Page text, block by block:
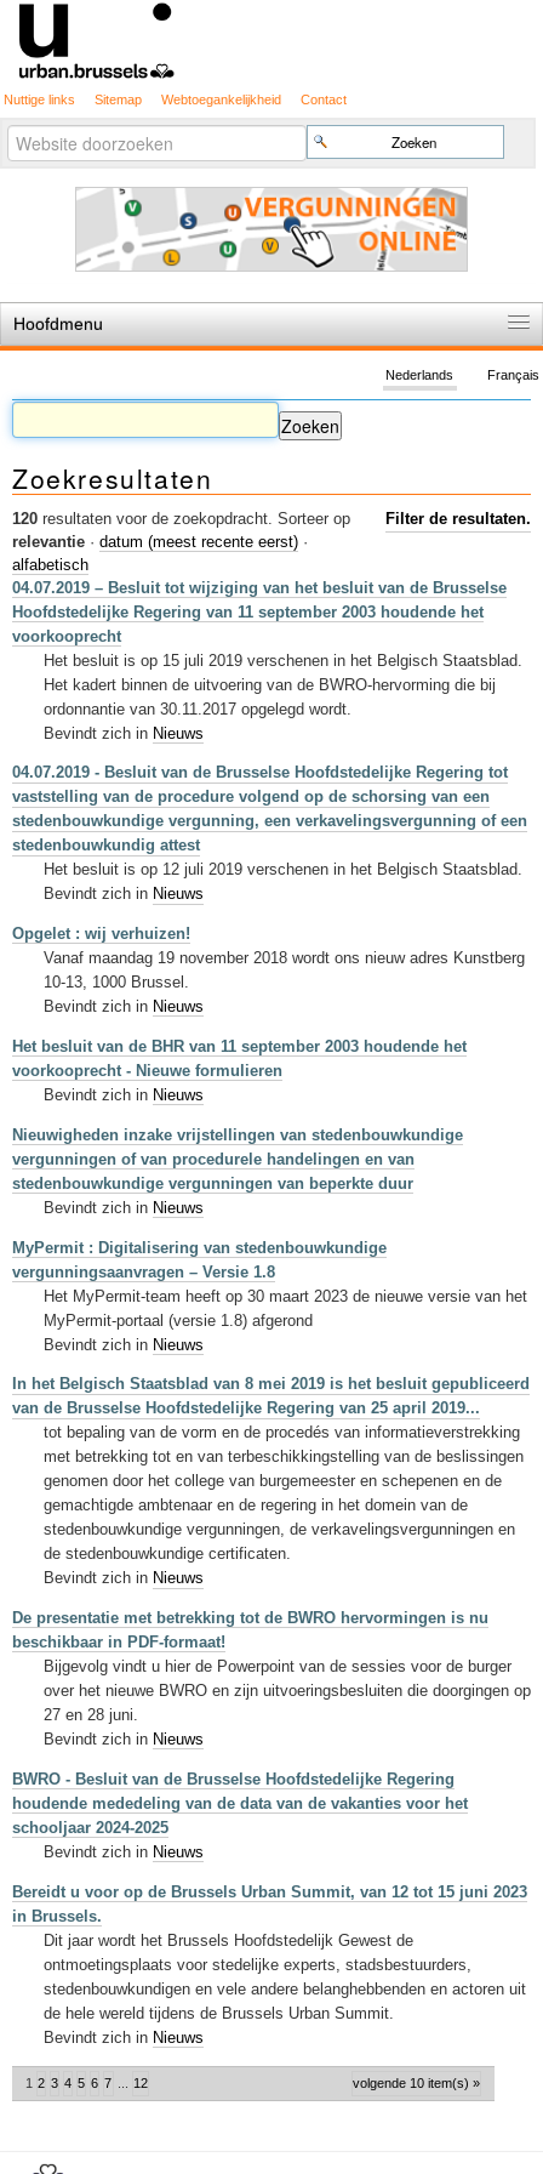
Nuttige links Sitemap Webtoegankelijkheid Contact
Zoek
Geavanceerd
zoeken...
Hoofdmenu
De spelregels
Stedenbouwkundige vergunning
Cartografie
Studies en publicaties
Sleutelwoorden
Stedenbouwkundige inlichtingen
Français
Nederlands
Zoekresultaten
120 resultaten voor de zoekopdracht. Filter de resultaten.
Sorteer op
relevantie · datum (meest recente eerst) ·
alfabetisch
04.07.2019 – Besluit tot wijziging van het besluit van de Brusselse
Hoofdstedelijke Regering van 11 september 2003 houdende het
voorkooprecht
Het besluit is op 15 juli 2019 verschenen in het Belgisch Staatsblad.
Het kadert binnen de uitvoering van de BWRO-hervorming die bij
ordonnantie van 30.11.2017 opgelegd wordt.
Bevindt zich in Nieuws
04.07.2019 - Besluit van de Brusselse Hoofdstedelijke Regering tot
vaststelling van de procedure volgend op de schorsing van een
stedenbouwkundige vergunning, een verkavelingsvergunning of een
stedenbouwkundig attest
Het besluit is op 12 juli 2019 verschenen in het Belgisch Staatsblad.
Bevindt zich in Nieuws
Opgelet : wij verhuizen!
Vanaf maandag 19 november 2018 wordt ons nieuw adres Kunstberg
10-13, 1000 Brussel.
Bevindt zich in Nieuws
Het besluit van de BHR van 11 september 2003 houdende het
voorkooprecht - Nieuwe formulieren
Bevindt zich in Nieuws
Nieuwigheden inzake vrijstellingen van stedenbouwkundige
vergunningen of van procedurele handelingen en van
stedenbouwkundige vergunningen van beperkte duur
Bevindt zich in Nieuws
MyPermit : Digitalisering van stedenbouwkundige
vergunningsaanvragen – Versie 1.8
Het MyPermit-team heeft op 30 maart 2023 de nieuwe versie van het
MyPermit-portaal (versie 1.8) afgerond
Bevindt zich in Nieuws
In het Belgisch Staatsblad van 8 mei 2019 is het besluit gepubliceerd
van de Brusselse Hoofdstedelijke Regering van 25 april 2019...
tot bepaling van de vorm en de procedés van informatieverstrekking
met betrekking tot en van terbeschikkingstelling van de beslissingen
genomen door het college van burgemeester en schepenen en de
gemachtigde ambtenaar en de regering in het domein van de
stedenbouwkundige vergunningen, de verkavelingsvergunningen en
de stedenbouwkundige certificaten.
Bevindt zich in Nieuws
De presentatie met betrekking tot de BWRO hervormingen is nu
beschikbaar in PDF-formaat!
Bijgevolg vindt u hier de Powerpoint van de sessies voor de burger
over het nieuwe BWRO en zijn uitvoeringsbesluiten die doorgingen op
27 en 28 juni.
Bevindt zich in Nieuws
BWRO - Besluit van de Brusselse Hoofdstedelijke Regering
houdende mededeling van de data van de vakanties voor het
schooljaar 2024-2025
Bevindt zich in Nieuws
Bereidt u voor op de Brussels Urban Summit, van 12 tot 15 juni 2023
in Brussels.
Dit jaar wordt het Brussels Hoofdstedelijk Gewest de
ontmoetingsplaats voor stedelijke experts, stadsbestuurders,
stedenbouwkundigen en vele andere belanghebbenden en actoren uit
de hele wereld tijdens de Brussels Urban Summit.
Bevindt zich in Nieuws
volgende 10 item(s) »
1 2 3 4 5 6 7 12